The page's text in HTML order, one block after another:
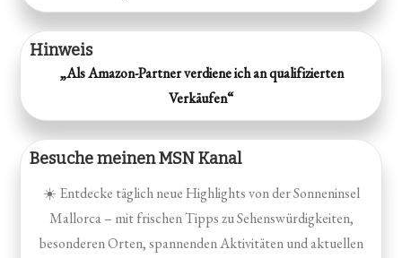
Hinweis
„Als Amazon-Partner verdiene ich an qualifizierten
Verkäufen“
Besuche meinen MSN Kanal
☀️ Entdecke täglich neue Highlights von der Sonneninsel
Mallorca – mit frischen Tipps zu Sehenswürdigkeiten,
besonderen Orten, spannenden Aktivitäten und aktuellen